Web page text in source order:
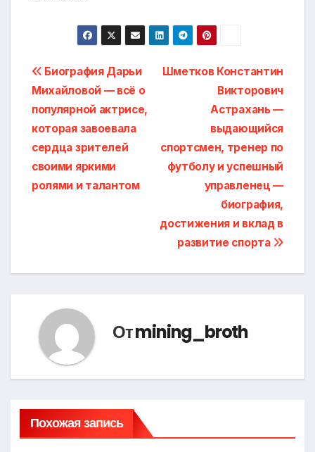
Навигация
по
записям
Шметков Константин
Викторович
Астрахань —
выдающийся
спортсмен, тренер по
футболу и успешный
управленец —
биография,
достижения и вклад в
развитие спорта
Биография Дарьи
Михайловой — всё о
популярной актрисе,
которая завоевала
сердца зрителей
своими яркими
ролями и талантом
Отmining_broth
Похожая запись